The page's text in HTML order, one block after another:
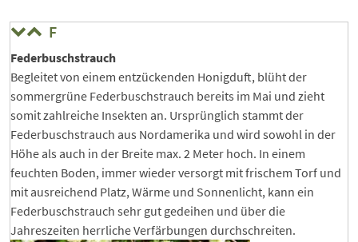
F
Federbuschstrauch
Begleitet von einem entzückenden Honigduft, blüht der
sommergrüne Federbuschstrauch bereits im Mai und zieht
somit zahlreiche Insekten an. Ursprünglich stammt der
Federbuschstrauch aus Nordamerika und wird sowohl in der
Höhe als auch in der Breite max. 2 Meter hoch. In einem
feuchten Boden, immer wieder versorgt mit frischem Torf und
mit ausreichend Platz, Wärme und Sonnenlicht, kann ein
Federbuschstrauch sehr gut gedeihen und über die
Jahreszeiten herrliche Verfärbungen durchschreiten.